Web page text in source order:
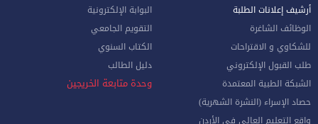
أرشيف إعلانات الطلبة
الوظائف الشاغرة
للشكاوي و الاقتراحات
طلب القبول الإلكتروني
الشبكة الطبية المعتمدة
حصاد الإسراء (النشرة الشهرية)
واقع التعليم العالي في الأردن
البوابة الإلكترونية
التقويم الجامعي
الكتاب السنوي
دليل الطالب
وحدة متابعة الخريجين